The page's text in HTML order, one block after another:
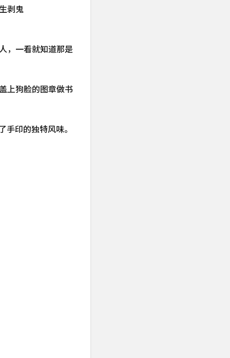
剥鬼
，一看就知道那是
上狗脸的图章做书
印的独特风味。